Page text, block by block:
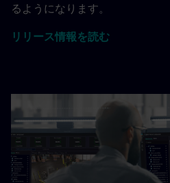
るようになります。
リリース情報を読む